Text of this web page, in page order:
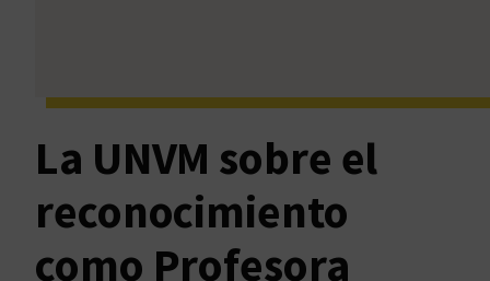
La UNVM sobre el
reconocimiento
como Profesora